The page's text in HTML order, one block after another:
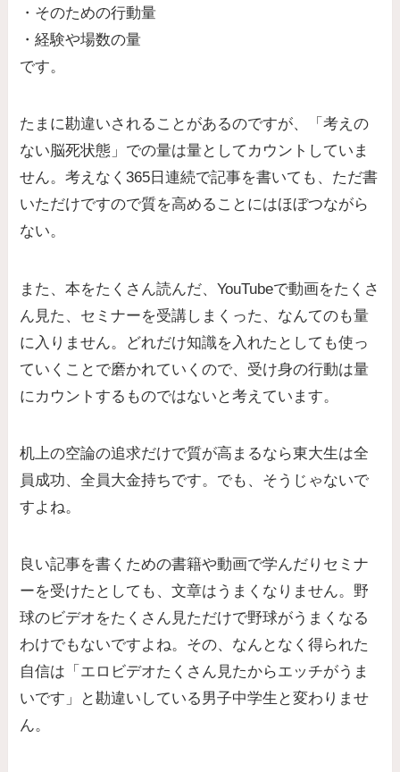
・そのための行動量
・経験や場数の量
です。
たまに勘違いされることがあるのですが、「考えの
ない脳死状態」での量は量としてカウントしていま
せん。考えなく365日連続で記事を書いても、ただ書
いただけですので質を高めることにはほぼつながら
ない。
また、本をたくさん読んだ、YouTubeで動画をたくさ
ん見た、セミナーを受講しまくった、なんてのも量
に入りません。 どれだけ知識を入れたとしても使っ
ていくことで磨かれていくので、受け身の行動は量
にカウントするものではない と考えています。
机上の空論の追求だけで質が高まるなら東大生は全
員成功、全員大金持ちです。でも、そうじゃないで
すよね。
良い記事を書くための書籍や動画で学んだりセミナ
ーを受けたとしても、文章はうまくなりません。野
球のビデオをたくさん見ただけで野球がうまくなる
わけでもないですよね。その、なんとなく得られた
自信は「エロビデオたくさん見たからエッチがうま
いです」と勘違いしている男子中学生と変わりませ
ん。